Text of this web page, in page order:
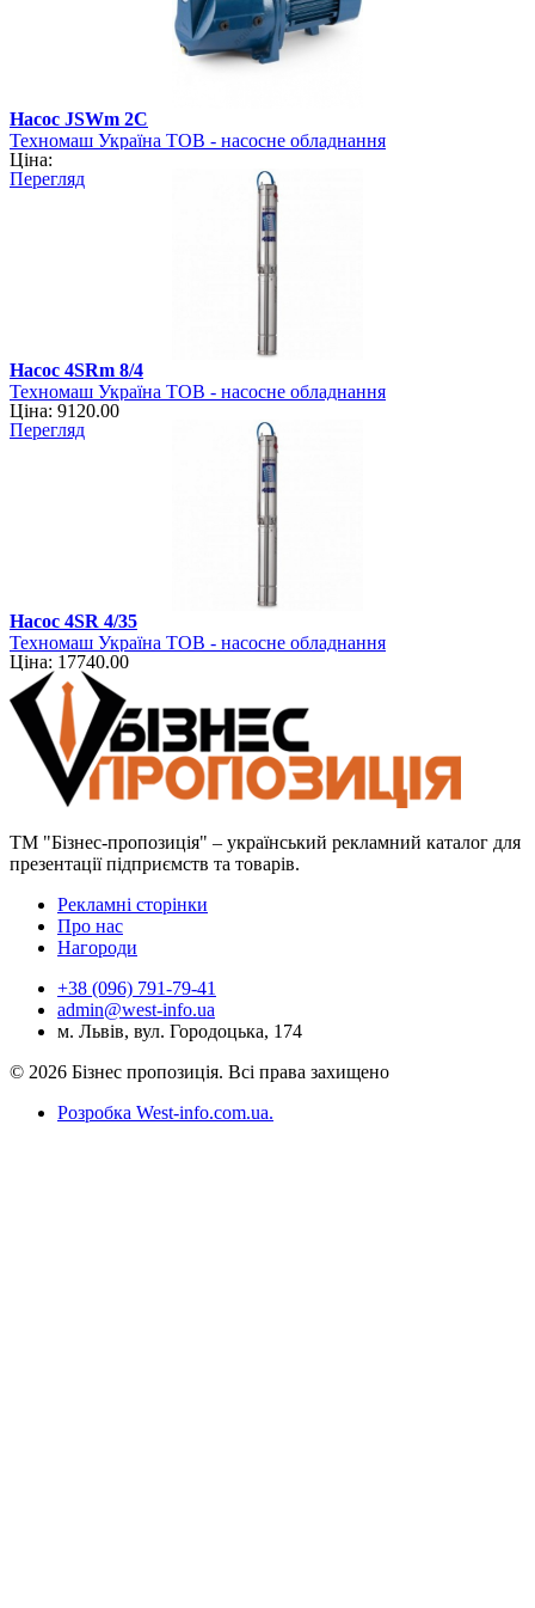
Насос JSWm 2C
Техномаш Україна ТОВ - насосне обладнання
Ціна:
Перегляд
Насос 4SRm 8/4
Техномаш Україна ТОВ - насосне обладнання
Ціна: 9120.00
Перегляд
Насос 4SR 4/35
Техномаш Україна ТОВ - насосне обладнання
Ціна: 17740.00
ТМ "Бізнес-пропозиція" – український рекламний каталог для
презентації підприємств та товарів.
Рекламні сторінки
Про нас
Нагороди
+38 (096) 791-79-41
admin@west-info.ua
м. Львів, вул. Городоцька, 174
© 2026 Бізнес пропозиція. Всі права захищено
Розробка West-info.com.ua.